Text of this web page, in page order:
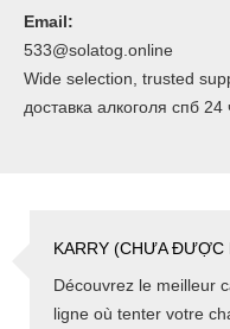
Email:
533@solatog.online
Wide selection, trusted
доставка алкоголя спб 24
KARRY (CHƯA ĐƯỢC
Découvrez le meilleur
ligne où tenter votre